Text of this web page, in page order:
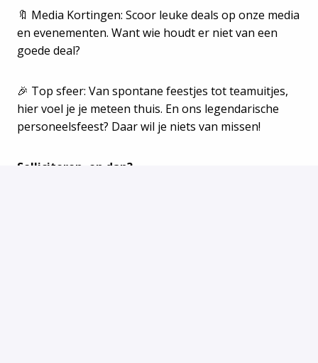
🔖 Media Kortingen: Scoor leuke deals op onze media
en evenementen. Want wie houdt er niet van een
goede deal?
🎉 Top sfeer: Van spontane feestjes tot teamuitjes,
hier voel je je meteen thuis. En ons legendarische
personeelsfeest? Daar wil je niets van missen!
Solliciteren, en dan?